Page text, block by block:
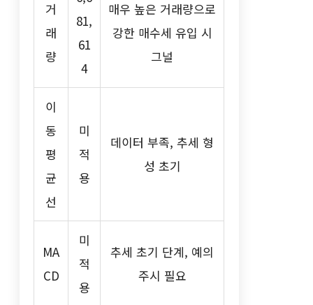
거
래
량
81,
61
4
매우 높은 거래량으로
강한 매수세 유입 시
그널
이
동
평
균
선
미
적
용
데이터 부족, 추세 형
성 초기
MA
CD
미
적
용
추세 초기 단계, 예의
주시 필요